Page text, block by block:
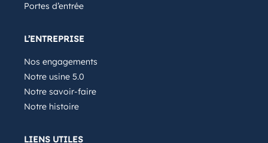
Portes d’entrée
L’ENTREPRISE
Nos engagements
Notre usine 5.0
Notre savoir-faire
Notre histoire
LIENS UTILES